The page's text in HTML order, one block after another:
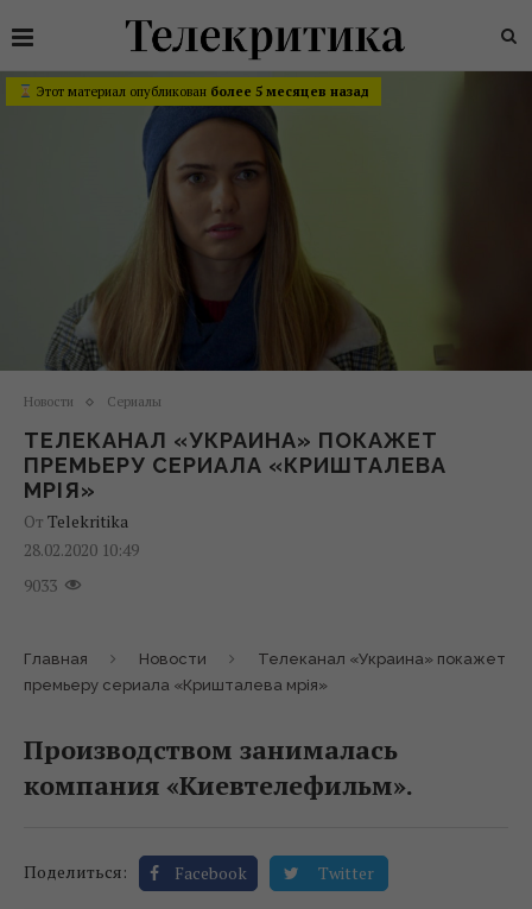
Этот материал опубликован более 5 месяцев назад
Новости Сериалы
ТЕЛЕКАНАЛ «УКРАИНА» ПОКАЖЕТ
ПРЕМЬЕРУ СЕРИАЛА «КРИШТАЛЕВА
МРІЯ»
От Telekritika
28.02.2020 10:49
9033
Главная Новости
Телеканал «Украина» покажет
премьеру сериала «Кришталева мрія»
Производством занималась
компания «Киевтелефильм».
Поделиться: Facebook Twitter